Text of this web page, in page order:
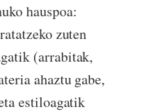
hauspoa:
zuten
(arrabitak,
ahaztu gabe,
estiloagatik